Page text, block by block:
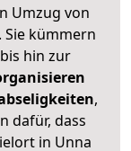
Umzug von
kümmern
hin zur
,
dafür, dass
in Unna